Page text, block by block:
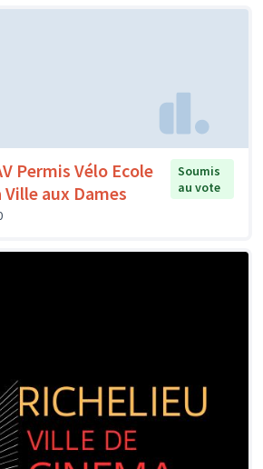
Permis Vélo Ecole
aux Dames
Soumis
au vote